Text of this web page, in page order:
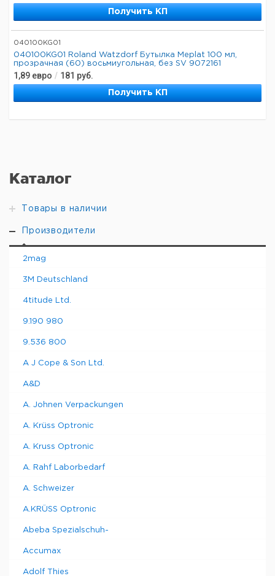
Каталог
Товары в наличии
Производители
2mag
3M Deutschland
4titude Ltd.
9.190 980
9.536 800
A J Cope & Son Ltd.
A&D
A. Johnen Verpackungen
A. Krüss Optronic
A. Kruss Optronic
A. Rahf Laborbedarf
A. Schweizer
A.KRÜSS Optronic
Abeba Spezialschuh-
Accumax
Adolf Thies
Получить КП
040100KG01
040100KG01 Roland Watzdorf Бутылка Meplat 100 мл,
прозрачная (60) восьмиугольная, без SV 9072161
1,89 евро / 181 руб.
Получить КП